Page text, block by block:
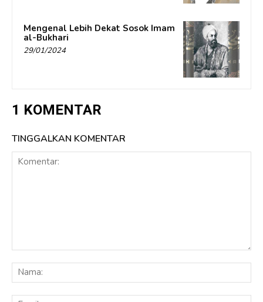
Mengenal Lebih Dekat Sosok Imam
al-Bukhari
29/01/2024
1 KOMENTAR
TINGGALKAN KOMENTAR